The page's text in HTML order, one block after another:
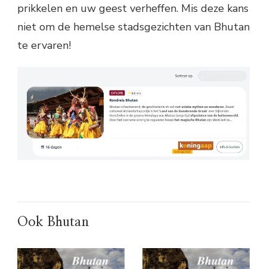
prikkelen en uw geest verheffen. Mis deze kans
niet om de hemelse stadsgezichten van Bhutan
te ervaren!
Ook Bhutan